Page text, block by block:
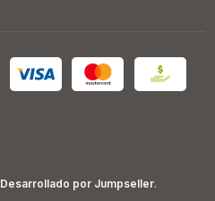
Desarrollado por Jumpseller.